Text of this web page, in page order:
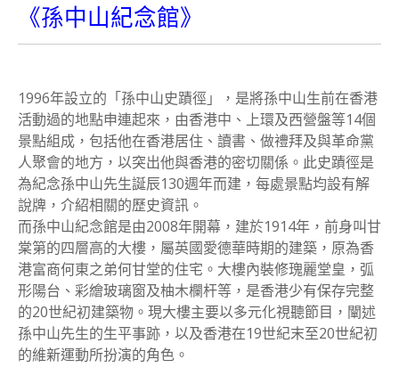
《孫中山紀念館》
1996年設立的「孫中山史蹟徑」，是將孫中山生前在香港
活動過的地點申連起來，由香港中、上環及西營盤等14個
景點組成，包括他在香港居住、讀書、做禮拜及與革命黨
人聚會的地方，以突出他與香港的密切關係。此史蹟徑是
為紀念孫中山先生誕辰130週年而建，每處景點均設有解
說牌，介紹相關的歷史資訊。
而孫中山紀念館是由2008年開幕，建於1914年，前身叫甘
棠第的四層高的大樓，屬英國愛德華時期的建築，原為香
港富商何東之弟何甘堂的住宅。大樓內裝修瑰麗堂皇，弧
形陽台、彩繪玻璃窗及柚木欄杆等，是香港少有保存完整
的20世紀初建築物。現大樓主要以多元化視聽節目，闡述
孫中山先生的生平事跡，以及香港在19世紀末至20世紀初
的維新運動所扮演的角色。